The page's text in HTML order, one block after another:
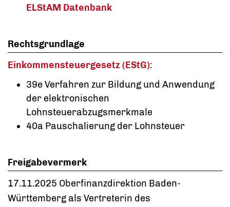
ELStAM Datenbank
Rechtsgrundlage
Einkommensteuergesetz (EStG):
39e Verfahren zur Bildung und Anwendung
der elektronischen
Lohnsteuerabzugsmerkmale
40a Pauschalierung der Lohnsteuer
Freigabevermerk
17.11.2025 Oberfinanzdirektion Baden-
Württemberg als Vertreterin des